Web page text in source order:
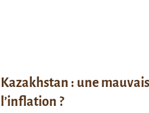
Kazakhstan : une
l’inflation ?